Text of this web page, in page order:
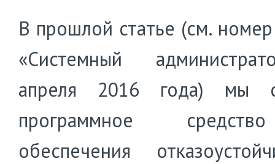
В прошлой статье (см.
«Системный
апреля 2016 года) мы
программное
обеспечения